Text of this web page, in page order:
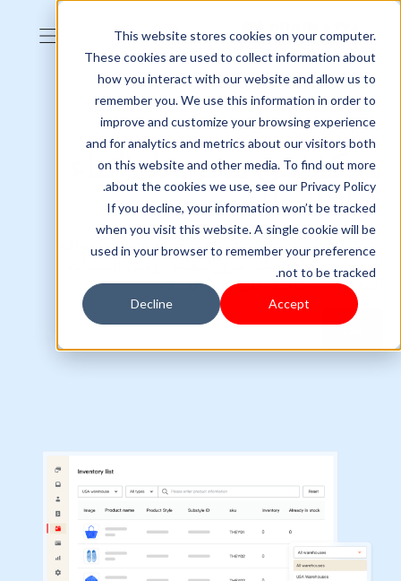
This website stores cookies on your computer.
These cookies are used to collect information about
how you interact with our website and allow us to
remember you. We use this information in order to
improve and customize your browsing experience
and for analytics and metrics about our visitors both
on this website and other media. To find out more
about the cookies we use, see our Privacy Policy.
If you decline, your information won’t be tracked
when you visit this website. A single cookie will be
used in your browser to remember your preference
not to be tracked.
Accept
Decline
نظام جرد نقاط البيع Shoplazza POS
تحكم في مخزونك أثناء
قيامك بالتوسع
اربط مخزونك وتحكم فيه عبر جميع قنوات ومواقع
المبيعات الخاصة بك. عزز الكفاءة، وقلل المبيعات
المفقودة، وحافظ على رضا العملاء.
ابدأ